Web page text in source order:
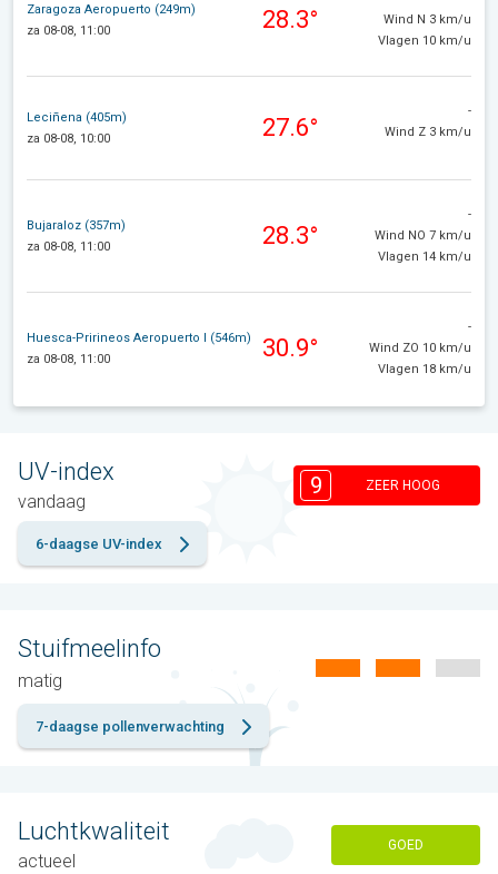
Zaragoza Aeropuerto (249m)
za 08-08, 11:00
28.3°
Wind N 3 km/u
Vlagen 10 km/u
Leciñena (405m)
za 08-08, 10:00
27.6°
-
Wind Z 3 km/u
Bujaraloz (357m)
za 08-08, 11:00
28.3°
-
Wind NO 7 km/u
Vlagen 14 km/u
Huesca-Pririneos Aeropuerto I (546m)
za 08-08, 11:00
30.9°
-
Wind ZO 10 km/u
Vlagen 18 km/u
UV-index
vandaag
9 ZEER HOOG
6-daagse UV-index
Stuifmeelinfo
matig
7-daagse pollenverwachting
Luchtkwaliteit
actueel
GOED